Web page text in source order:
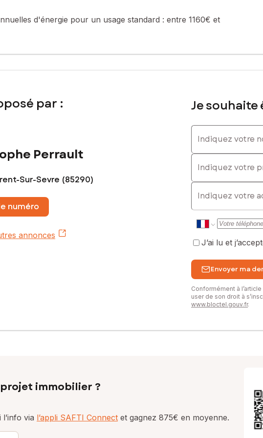
d'énergie pour un usage standard : entre 1160€ et
par :
Perrault
Sur-Sevre (85290)
numéro
annonces
Je
Indiquez votre nom
Indiquez votre
E-mail
J’ai lu et
Envoyer ma
Conformément à
user de son droit à
www.bloctel.gouv.fr.
projet immobilier ?
via l’appli SAFTI Connect et gagnez 875€ en moyenne.